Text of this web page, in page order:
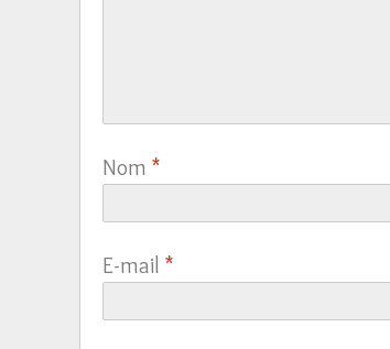
Nom *
E-mail *